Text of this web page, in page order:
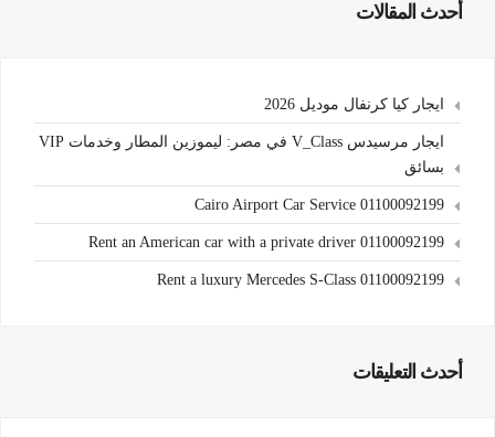
أحدث المقالات
ايجار كيا كرنفال موديل 2026
ايجار مرسيدس V_Class في مصر: ليموزين المطار وخدمات VIP
بسائق
Cairo Airport Car Service 01100092199
Rent an American car with a private driver 01100092199
Rent a luxury Mercedes S-Class 01100092199
أحدث التعليقات